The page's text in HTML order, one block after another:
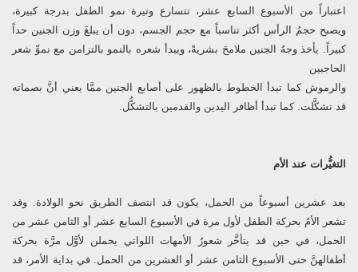
اعتباراً من الأسبوع السابع عشر، تتسارع وتيرة نمو الطفل بدرجة كبيرة،
ويصبح حجمُ الرأس أكثر تناسباً مع حجم الجسم، دون أن يبلغَ وزن الجنين حداً
كبيراً. يأخذ وجهُ الجنين ملامحَ بشريةً، ويبدأ شعره بالنمو بالتزامن مع نموِّ شعر
الحاجبين
والرموش كما تبدأ الخطوط بالظهور على أصابع الجنين ممَّا يعني أنَّ بصماته
قد تشكَّلت. كما تبدأ أظافر اليدين والقدمين بالتشكُّل.
التغيُّرات عند الأم
بعد عشرين أسبوعاً من الحمل، يكون قد انتصف الطريق نحو الولادة. وقد
تشعر الأمُ بحركة الطفل لأول مرة في الأسبوع السابع عشر أو الثامن عشر من
الحمل، في حين قد يتأخَّر شعورُ الأمهات اللواتي يحملن لأوَّل مرَّة بحركة
أطفالهنَّ حتى الأسبوع الثامن عشر أو العشرين من الحمل. في بداية الأمر، قد